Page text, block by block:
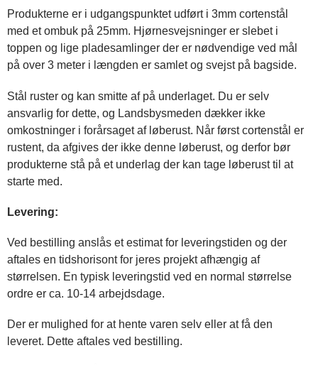
Produkterne er i udgangspunktet udført i 3mm cortenstål
med et ombuk på 25mm. Hjørnesvejsninger er slebet i
toppen og lige pladesamlinger der er nødvendige ved mål
på over 3 meter i længden er samlet og svejst på bagside.
Stål ruster og kan smitte af på underlaget. Du er selv
ansvarlig for dette, og Landsbysmeden dækker ikke
omkostninger i forårsaget af løberust. Når først cortenstål er
rustent, da afgives der ikke denne løberust, og derfor bør
produkterne stå på et underlag der kan tage løberust til at
starte med.
Levering:
Ved bestilling anslås et estimat for leveringstiden og der
aftales en tidshorisont for jeres projekt afhængig af
størrelsen. En typisk leveringstid ved en normal størrelse
ordre er ca. 10-14 arbejdsdage.
Der er mulighed for at hente varen selv eller at få den
leveret. Dette aftales ved bestilling.